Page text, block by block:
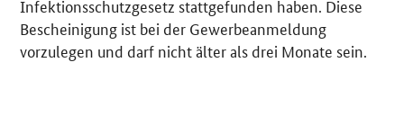
Infektionsschutzgesetz stattgefunden haben. Diese
Bescheinigung ist bei der Gewerbeanmeldung
vorzulegen und darf nicht älter als drei Monate sein.